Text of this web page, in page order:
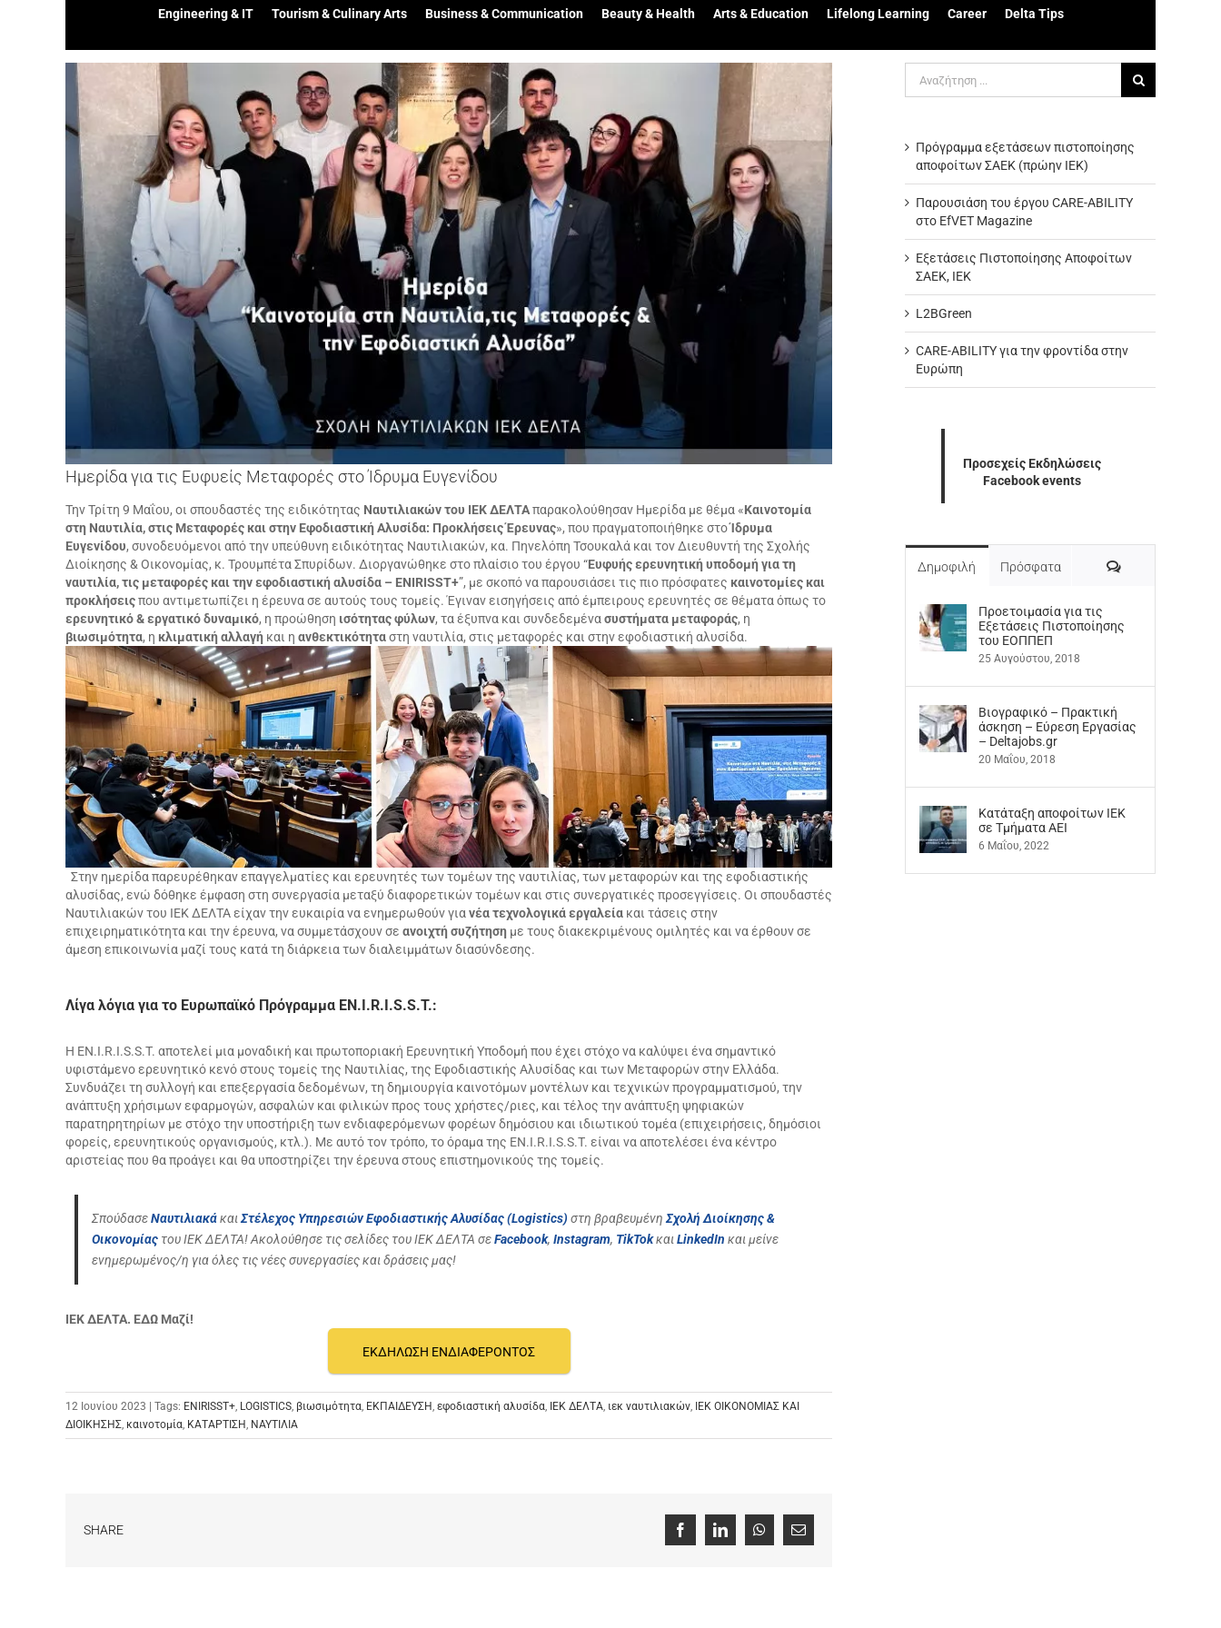
Engineering & IT Tourism & Culinary Arts Business & Communication Beauty & Health Arts & Education Lifelong Learning Career Delta Tips
Προβολή
εικόνας
Ημερίδα για τις Ευφυείς Μεταφορές στο Ίδρυμα Ευγενίδου
Την Τρίτη 9 Μαΐου, οι σπουδαστές της ειδικότητας Ναυτιλιακώντου ΙΕΚ ΔΕΛΤΑπαρακολούθησαν Ημερίδα με θέμα «Καινοτομία
στη Ναυτιλία, στις Μεταφορές και στην Εφοδιαστική Αλυσίδα: Προκλήσεις Έρευνας», που πραγματοποιήθηκε στοΊδρυμα
Ευγενίδου, συνοδευόμενοι από την υπεύθυνη ειδικότητας Ναυτιλιακών, κα. Πηνελόπη Τσουκαλά και τον Διευθυντή της Σχολής
Διοίκησης & Οικονομίας, κ. Τρουμπέτα Σπυρίδων. Διοργανώθηκε στο πλαίσιο του έργου “Ευφυής ερευνητική υποδομή για τη
ναυτιλία, τις μεταφορές και την εφοδιαστική αλυσίδα – ENIRISST+”, με σκοπό να παρουσιάσει τις πιο πρόσφατες καινοτομίες και
προκλήσειςπου αντιμετωπίζει η έρευνα σε αυτούς τους τομείς. Έγιναν εισηγήσεις από έμπειρους ερευνητές σε θέματα όπως το
ερευνητικό & εργατικό δυναμικό, η προώθηση ισότητας φύλων, τα έξυπνα και συνδεδεμένα συστήματα μεταφοράς, η
βιωσιμότητα, η κλιματική αλλαγή και η ανθεκτικότηταστη ναυτιλία, στις μεταφορές και στην εφοδιαστική αλυσίδα.
Στην ημερίδα παρευρέθηκαν επαγγελματίες και ερευνητές των τομέων της ναυτιλίας, των μεταφορών και της εφοδιαστικής
αλυσίδας, ενώ δόθηκε έμφαση στη συνεργασία μεταξύ διαφορετικών τομέων και στις συνεργατικές προσεγγίσεις. Οι σπουδαστές
Ναυτιλιακών του ΙΕΚ ΔΕΛΤΑ είχαν την ευκαιρία να ενημερωθούν γιανέα τεχνολογικά εργαλεία και τάσεις στην
επιχειρηματικότητα και την έρευνα, να συμμετάσχουν σε ανοιχτή συζήτηση με τους διακεκριμένους ομιλητές και να έρθουν σε
άμεση επικοινωνία μαζί τους κατά τη διάρκεια των διαλειμμάτων διασύνδεσης.
Λίγα λόγια για το Ευρωπαϊκό Πρόγραμμα EN.I.R.I.S.S.T.:
Η EN.I.R.I.S.S.T. αποτελεί μια μοναδική και πρωτοποριακή Ερευνητική Υποδομή που έχει στόχο να καλύψει ένα σημαντικό
υφιστάμενο ερευνητικό κενό στους τομείς της Ναυτιλίας, της Εφοδιαστικής Αλυσίδας και των Μεταφορών στην Ελλάδα.
Συνδυάζει τη συλλογή και επεξεργασία δεδομένων, τη δημιουργία καινοτόμων μοντέλων και τεχνικών προγραμματισμού, την
ανάπτυξη χρήσιμων εφαρμογών, ασφαλών και φιλικών προς τους χρήστες/ριες, και τέλος την ανάπτυξη ψηφιακών
παρατηρητηρίων με στόχο την υποστήριξη των ενδιαφερόμενων φορέων δημόσιου και ιδιωτικού τομέα (επιχειρήσεις, δημόσιοι
φορείς, ερευνητικούς οργανισμούς, κτλ.). Με αυτό τον τρόπο, το όραμα της EN.I.R.I.S.S.T. είναι να αποτελέσει ένα κέντρο
αριστείας που θα προάγει και θα υποστηρίζει την έρευνα στους επιστημονικούς της τομείς.
ΣπούδασεΝαυτιλιακάκαι Στέλεχος Υπηρεσιών Εφοδιαστικής Αλυσίδας(Logistics) στη βραβευμένη Σχολή Διοίκησης &
Οικονομίας του ΙΕΚ ΔΕΛΤΑ!Ακολούθησε τις σελίδες του ΙΕΚ ΔΕΛΤΑ σεFacebook, Instagram, TikTokκαι LinkedIn και μείνε
ενημερωμένος/η για όλες τις νέες συνεργασίες και δράσεις μας!
ΙΕΚ ΔΕΛΤΑ. ΕΔΩ Μαζί!
ΕΚΔΗΛΩΣΗ ΕΝΔΙΑΦΕΡΟΝΤΟΣ
12 Ιουνίου 2023 | Tags: ENIRISST+ LOGISTICS βιωσιμότητα ΕΚΠΑΙΔΕΥΣΗ εφοδιαστική αλυσίδα ΙΕΚ ΔΕΛΤΑ ιεκ ναυτιλιακών ΙΕΚ ΟΙΚΟΝΟΜΙΑΣ ΚΑΙ
ΔΙΟΙΚΗΣΗΣ καινοτομία ΚΑΤΑΡΤΙΣΗ ΝΑΥΤΙΛΙΑ
SHARE FacebookLinkedInWhatsApp
Email
για:
Πρόγραμμα εξετάσεων πιστοποίησης
αποφοίτων ΣΑΕΚ (πρώην ΙΕΚ)
Παρουσιάση του έργου CARE-ABILITY
στο EfVET Magazine
Εξετάσεις Πιστοποίησης Αποφοίτων
ΣΑΕΚ, ΙΕΚ
L2BGreen
CARE-ABILITY για την φροντίδα στην
Ευρώπη
Προσεχείς Εκδηλώσεις
Facebook events
Δημοφιλή Πρόσφατα Σχόλια
Προετοιμασία για τις
Εξετάσεις Πιστοποίησης
του ΕΟΠΠΕΠ
25 Αυγούστου, 2018
Βιογραφικό – Πρακτική
άσκηση – Εύρεση Εργασίας
– Deltajobs.gr
20 Μαΐου, 2018
Kατάταξη αποφοίτων ΙΕΚ
σε Τμήματα ΑΕΙ
6 Μαΐου, 2022